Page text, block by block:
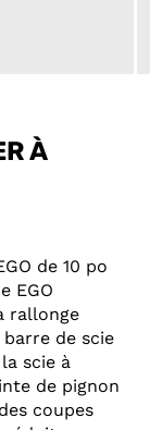
À
de 10 po
EGO
rallonge
barre de scie
scie à
de pignon
coupes